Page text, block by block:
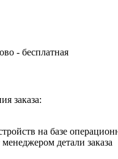
- бесплатная
заказа:
на базе
детали заказа